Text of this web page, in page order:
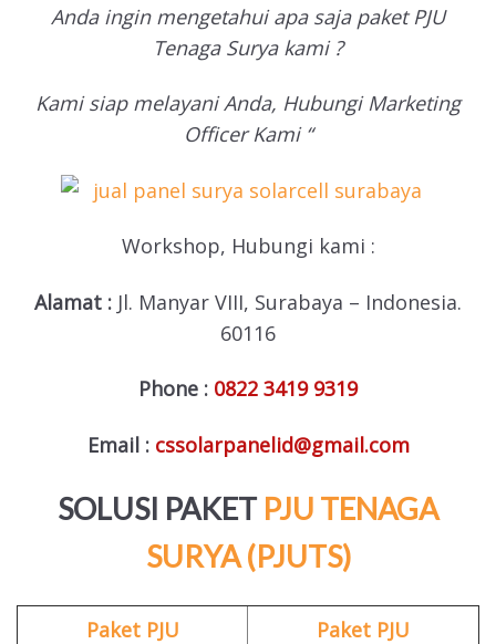
Anda ingin mengetahui apa saja paket PJU
Tenaga Surya kami ?
Kami siap melayani Anda, Hubungi Marketing
Officer Kami “
Workshop, Hubungi kami :
Alamat : Jl. Manyar VIII, Surabaya – Indonesia.
60116
Phone : 0822 3419 9319
Email : cssolarpanelid@gmail.com
SOLUSI PAKET PJU TENAGA
SURYA (PJUTS)
Paket PJU
Paket PJU